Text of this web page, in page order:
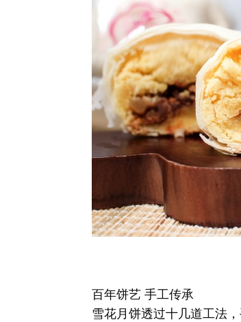
百年饼艺 手工传承
雪花月饼透过十几道工法